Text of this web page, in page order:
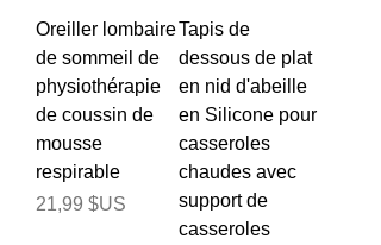
Oreiller lombaire
de sommeil de
physiothérapie
de coussin de
mousse
respirable
Prix
21,99 $US
Tapis de
dessous de plat
en nid d'abeille
en Silicone pour
casseroles
chaudes avec
support de
casseroles